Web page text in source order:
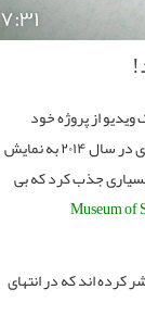
۷:۳۱
از پروژه خود
کاربران اینترنت را شوکه کرده اند. اولین ویدیو گیم پلی این بازی در سال ۲۰۱۴ به نمایش
جذب کرد که بی
اند که در انتهای